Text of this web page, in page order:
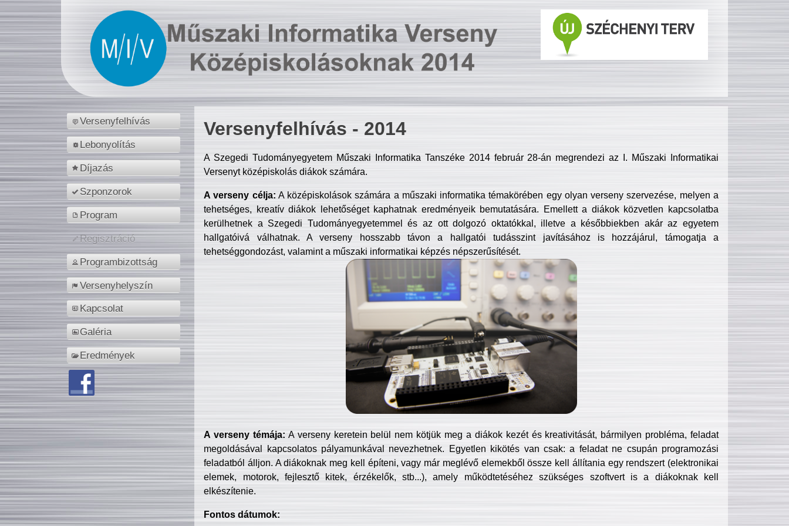
Versenyfelhívás
Lebonyolítás
Díjazás
Szponzorok
Program
Regisztráció
Programbizottság
Versenyhelyszín
Kapcsolat
Galéria
Eredmények
Versenyfelhívás - 2014
A Szegedi Tudományegyetem Műszaki Informatika Tanszéke 2014 február 28-án megrendezi az I. Műszaki Informatikai
Versenyt középiskolás diákok számára.
A verseny célja: A középiskolások számára a műszaki informatika témakörében egy olyan verseny szervezése, melyen a
tehetséges, kreatív diákok lehetőséget kaphatnak eredményeik bemutatására. Emellett a diákok közvetlen kapcsolatba
kerülhetnek a Szegedi Tudományegyetemmel és az ott dolgozó oktatókkal, illetve a későbbiekben akár az egyetem
hallgatóivá válhatnak. A verseny hosszabb távon a hallgatói tudásszint javításához is hozzájárul, támogatja a
tehetséggondozást, valamint a műszaki informatikai képzés népszerűsítését.
A verseny témája: A verseny keretein belül nem kötjük meg a diákok kezét és kreativitását, bármilyen probléma, feladat
megoldásával kapcsolatos pályamunkával nevezhetnek. Egyetlen kikötés van csak: a feladat ne csupán programozási
feladatból álljon. A diákoknak meg kell építeni, vagy már meglévő elemekből össze kell állítania egy rendszert (elektronikai
elemek, motorok, fejlesztő kitek, érzékelők, stb...), amely működtetéséhez szükséges szoftvert is a diákoknak kell
elkészítenie.
Fontos dátumok: